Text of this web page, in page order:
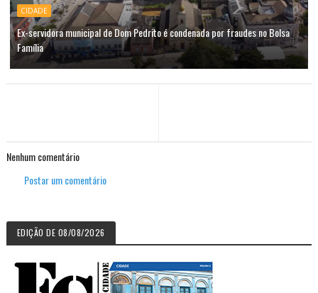
CIDADE
Ex-servidora municipal de Dom Pedrito é condenada por fraudes no Bolsa
Família
Nenhum comentário
Postar um comentário
EDIÇÃO DE 08/08/2026